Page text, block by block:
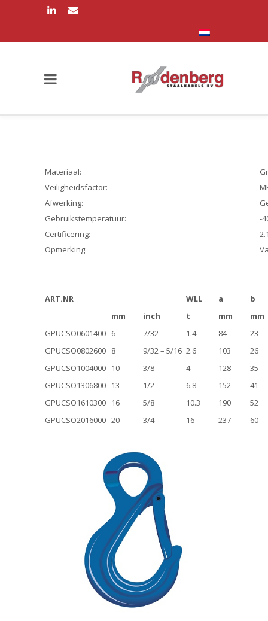
Materiaal:
Veiligheidsfactor:
Afwerking:
Gebruikstemperatuur:
-
Certificering:
Opmerking:
ART.NR WLL a
b
mm
inch t mm
mm
GPUCSO0601400 6 7/32 1.4 84
23
GPUCSO0802600 8 9/32 – 5/16 2.6 103
26
GPUCSO1004000 10 3/8 4 128
35
GPUCSO1306800 13 1/2 6.8 152
41
GPUCSO1610300 16 5/8 10.3 190
52
GPUCSO2016000 20 3/4 16 237 60